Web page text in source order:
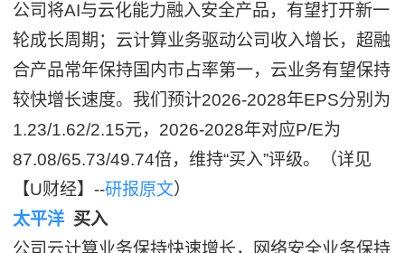
公司将AI与云化能力融入安全产品，有望打开新一
轮成长周期；云计算业务驱动公司收入增长，超融
合产品常年保持国内市占率第一，云业务有望保持
较快增长速度。我们预计2026-2028年EPS分别为
1.23/1.62/2.15元，2026-2028年对应P/E为
87.08/65.73/49.74倍，维持“买入”评级。（详见
【U财经】--研报原文）
太平洋 买入
公司云计算业务保持快速增长，网络安全业务保持